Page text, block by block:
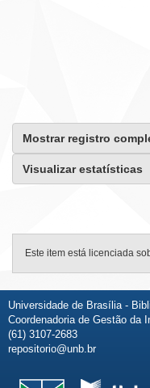
Mostrar registro
Visualizar estatísticas
Este item está licenciada
Universidade de Brasília -
Coordenadoria de Gestão da
(61) 3107-2683
repositorio@unb.br